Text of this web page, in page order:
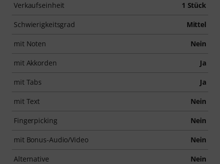
Verkaufseinheit 1 Stück
Schwierigkeitsgrad Mittel
mit Noten Nein
mit Akkorden Ja
mit Tabs Ja
mit Text Nein
Fingerpicking Nein
mit Bonus-Audio/Video Nein
Alternative Nein